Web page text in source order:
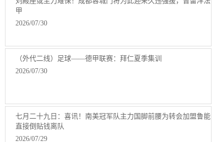
甲
2026/07/30
（外代二线）足球——德甲联赛：拜仁夏季集训
2026/07/30
七月二十九日：喜讯！南美冠军队主力国脚前腰为转会加盟鲁能
直接倒贴钱离队
2026/07/29